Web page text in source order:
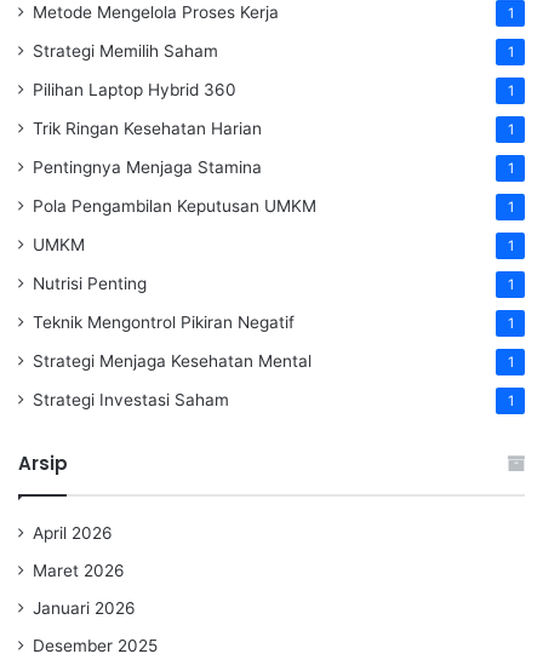
Metode Mengelola Proses Kerja 1
Strategi Memilih Saham 1
Pilihan Laptop Hybrid 360 1
Trik Ringan Kesehatan Harian 1
Pentingnya Menjaga Stamina 1
Pola Pengambilan Keputusan UMKM 1
UMKM 1
Nutrisi Penting 1
Teknik Mengontrol Pikiran Negatif 1
Strategi Menjaga Kesehatan Mental 1
Strategi Investasi Saham 1
Arsip
April 2026
Maret 2026
Januari 2026
Desember 2025